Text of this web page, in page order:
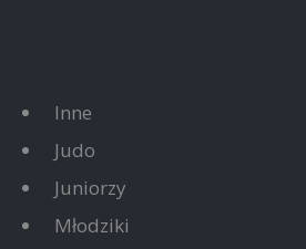
Inne
Judo
Juniorzy
Młodziki